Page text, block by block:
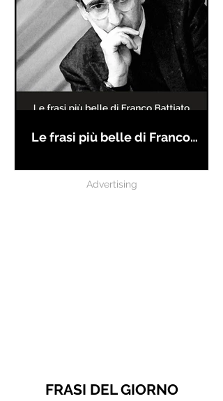
Le frasi più belle di Franco
Advertising
FRASI DEL GIORNO